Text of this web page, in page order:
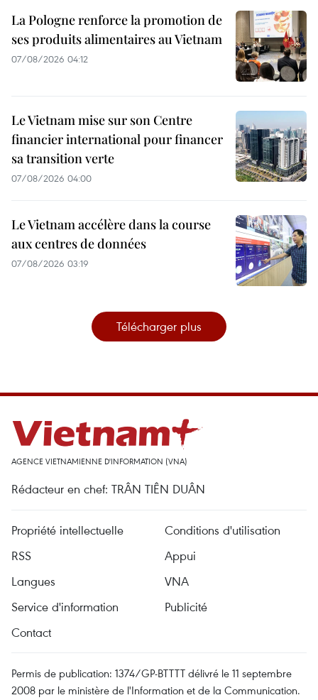
La Pologne renforce la promotion de
ses produits alimentaires au Vietnam
07/08/2026 04:12
Le Vietnam mise sur son Centre
financier international pour financer
sa transition verte
07/08/2026 04:00
Le Vietnam accélère dans la course
aux centres de données
07/08/2026 03:19
Télécharger plus
AGENCE VIETNAMIENNE D'INFORMATION (VNA)
Rédacteur en chef: TRÂN TIÊN DUÂN
Propriété intellectuelle
Conditions d'utilisation
RSS
Appui
Langues
VNA
Service d'information
Publicité
Contact
Permis de publication: 1374/GP-BTTTT délivré le 11 septembre
2008 par le ministère de l'Information et de la Communication.